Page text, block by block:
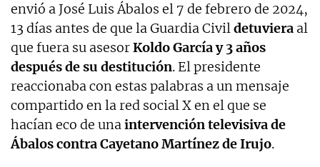
envió a José Luis Ábalos el 7 de febrero de 2024,
13 días antes de que la Guardia Civildetuviera al
que fuera su asesorKoldo García y 3 años
después de su destitución. El presidente
reaccionaba con estas palabras a un mensaje
compartido en la red social X en el que se
hacían eco de unaintervención televisiva de
Ábalos contra Cayetano Martínez de Irujo.